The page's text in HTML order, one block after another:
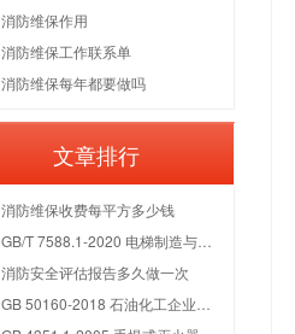
消防维保作用
消防维保工作联系单
消防维保每年都要做吗
文章排行
消防维保收费每平方多少钱
消防安全评估报告多久做一次